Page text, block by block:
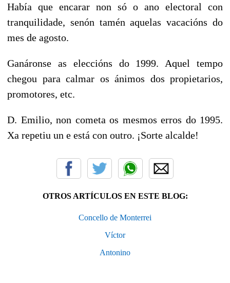
Había que encarar non só o ano electoral con
tranquilidade, senón tamén aquelas vacacións do
mes de agosto.
Ganáronse as eleccións do 1999. Aquel tempo
chegou para calmar os ánimos dos propietarios,
promotores, etc.
D. Emilio, non cometa os mesmos erros do 1995.
Xa repetiu un e está con outro. ¡Sorte alcalde!
OTROS ARTÍCULOS EN ESTE BLOG:
Concello de Monterrei
Víctor
Antonino